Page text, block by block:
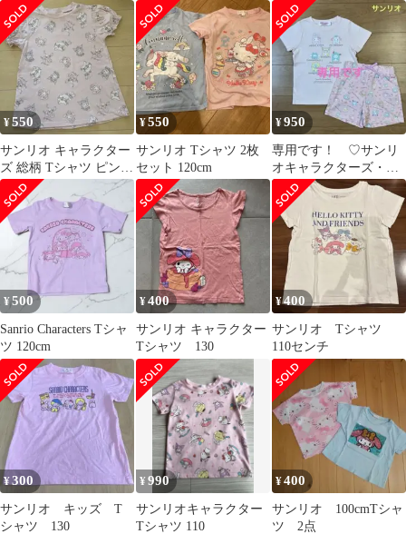
点セット 120cm 保育
園着
¥550
サンリオ キャラクター
ズ 総柄 Tシャツ ピンク
120cm
¥550
サンリオ Tシャツ 2枚
セット 120cm
¥950
専用です！ ♡サンリ
オキャラクターズ・T
シャツ＆ショートパン
ツ・110cm♡
¥500
Sanrio Characters Tシャ
ツ 120cm
¥400
サンリオ キャラクター
Tシャツ 130
¥400
サンリオ Tシャツ
110センチ
¥300
サンリオ キッズ T
シャツ 130
¥990
サンリオキャラクター
Tシャツ 110
¥400
サンリオ 100cmTシャ
ツ 2点